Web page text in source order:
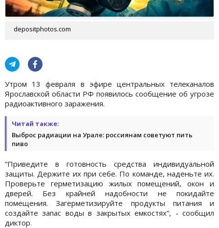
depositphotos.com
Утром 13 февраля в эфире центральных телеканалов
Ярославской области РФ появилось сообщение об угрозе
радиоактивного заражения.
Читай также:
Выброс радиации на Урале: россиянам советуют пить
пиво
“Приведите в готовность средства индивидуальной
защиты. Держите их при себе. По команде, наденьте их.
Проверьте герметизацию жилых помещений, окон и
дверей. Без крайней надобности не покидайте
помещения. Загерметизируйте продукты питания и
создайте запас воды в закрытых емкостях“, - сообщил
диктор.